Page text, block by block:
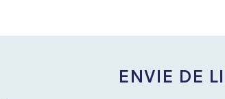
ENVIE DE